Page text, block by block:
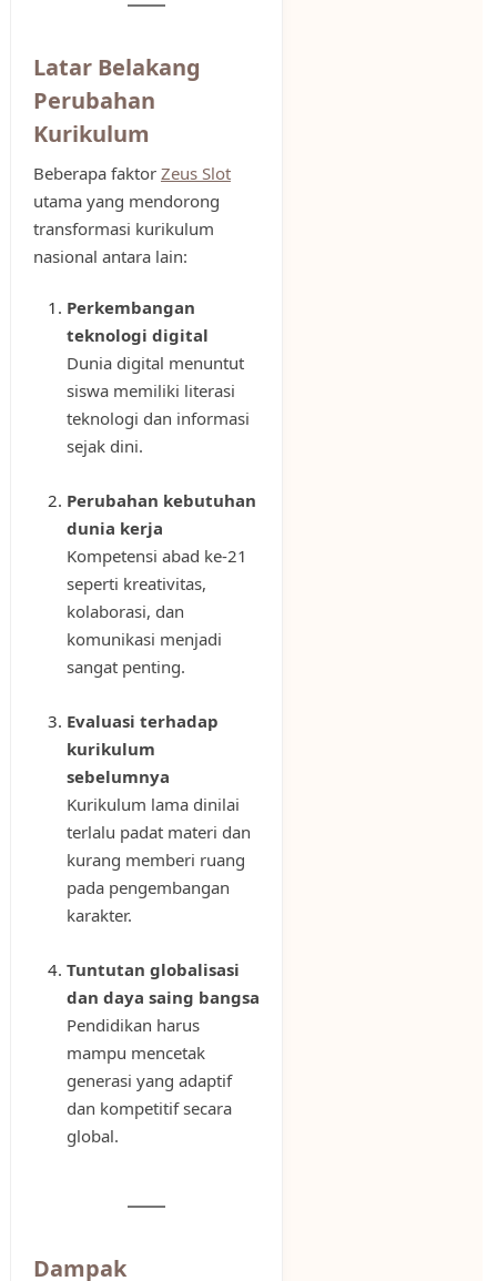
Latar Belakang
Perubahan
Kurikulum
Beberapa faktor Zeus Slot
utama yang mendorong
transformasi kurikulum
nasional antara lain:
Perkembangan
teknologi digital
Dunia digital menuntut
siswa memiliki literasi
teknologi dan informasi
sejak dini.
Perubahan kebutuhan
dunia kerja
Kompetensi abad ke-21
seperti kreativitas,
kolaborasi, dan
komunikasi menjadi
sangat penting.
Evaluasi terhadap
kurikulum
sebelumnya
Kurikulum lama dinilai
terlalu padat materi dan
kurang memberi ruang
pada pengembangan
karakter.
Tuntutan globalisasi
dan daya saing bangsa
Pendidikan harus
mampu mencetak
generasi yang adaptif
dan kompetitif secara
global.
Dampak